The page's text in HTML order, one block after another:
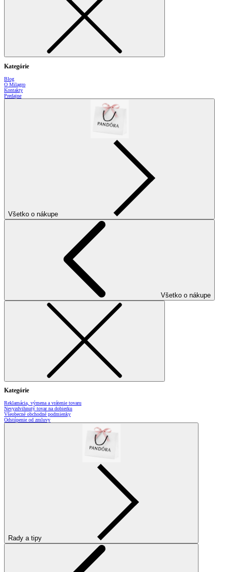
Kategórie
Blog
O Milagro
Kontakty
Predajne
Všetko o nákupe
Všetko o nákupe
Kategórie
Reklamácia, výmena a vrátenie tovaru
Nevyzdvihnutý tovar na dobierku
Všeobecné obchodné podmienky
Odstúpenie od zmluvy
Rady a tipy